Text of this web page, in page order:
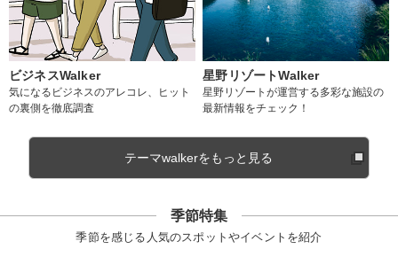
ビジネスWalker
気になるビジネスのアレコレ、ヒット
の裏側を徹底調査
星野リゾートWalker
星野リゾートが運営する多彩な施設の
最新情報をチェック！
テーマwalkerをもっと見る
季節特集
季節を感じる人気のスポットやイベントを紹介